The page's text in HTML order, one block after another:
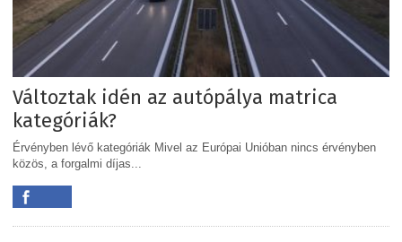
Változtak idén az autópálya matrica
kategóriák?
Érvényben lévő kategóriák Mivel az Európai Unióban nincs érvényben
közös, a forgalmi díjas...